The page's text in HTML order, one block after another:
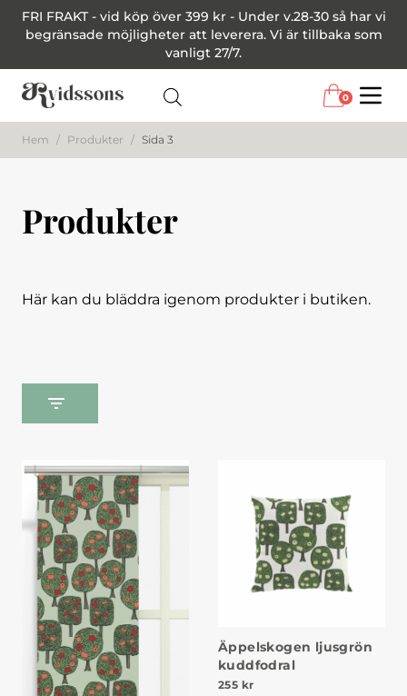
FRI FRAKT - vid köp över 399 kr - Under v.28-30 så har vi
begränsade möjligheter att leverera. Vi är tillbaka som
vanligt 27/7.
0
Hem / Produkter / Sida 3
Produkter
Här kan du bläddra igenom produkter i butiken.
Äppelskogen ljusgrön
kuddfodral
255 kr